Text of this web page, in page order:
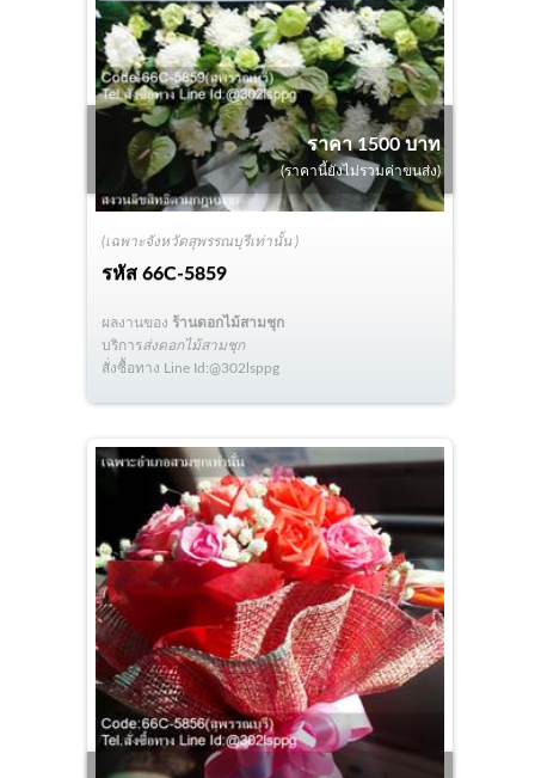
(เฉพาะจังหวัดสุพรรณบุรีเท่านั้น )
รหัส66C-5859
ราคา 1500 บาท
(ราคานี้ยังไม่รวมค่าขนส่ง)
ผลงานของ ร้านดอกไม้สามชุก
บริการส่งดอกไม้สามชุก
สั่งซื้อทาง Line Id:@302lsppg